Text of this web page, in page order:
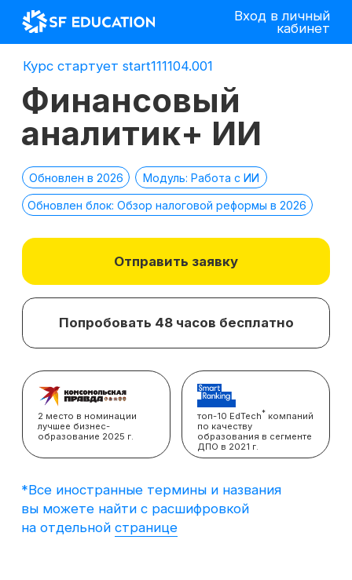
Вход в личный
кабинет
Обновлен в 2026
Обновлен блок: Обзор налоговой реформы в 2026
Модуль: Работа с ИИ
Финансовый
аналитик+ ИИ
Отправить заявку
топ-10 EdTech компаний
ДПО в 2021 г.
2 место в номинации
лучшее бизнес-
*Все иностранные термины и названия
на отдельной
Курс стартует start111104.001